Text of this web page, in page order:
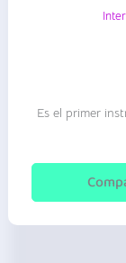
Es el primer